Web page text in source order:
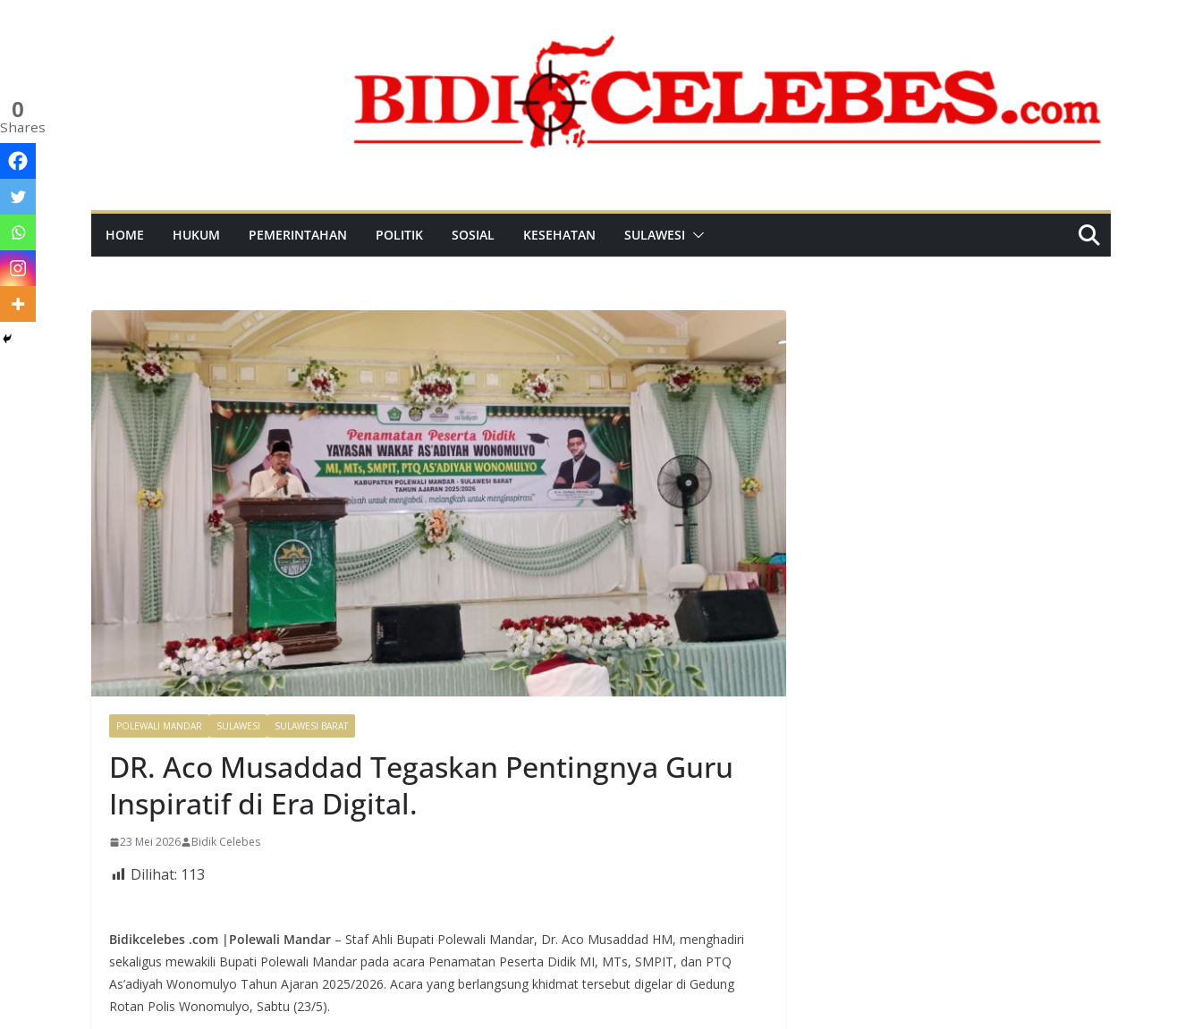
HOME HUKUM PEMERINTAHAN POLITIK SOSIAL KESEHATAN SULAWESI
POLEWALI MANDAR SULAWESI SULAWESI BARAT
DR. Aco Musaddad Tegaskan Pentingnya Guru
Inspiratif di Era Digital.
23 Mei 2026 Bidik Celebes
Dilihat: 113
Bidikcelebes .com |Polewali Mandar – Staf Ahli Bupati Polewali Mandar, Dr. Aco Musaddad HM, menghadiri
sekaligus mewakili Bupati Polewali Mandar pada acara Penamatan Peserta Didik MI, MTs, SMPIT, dan PTQ
As’adiyah Wonomulyo Tahun Ajaran 2025/2026. Acara yang berlangsung khidmat tersebut digelar di Gedung
Rotan Polis Wonomulyo, Sabtu (23/5).
0
Shares